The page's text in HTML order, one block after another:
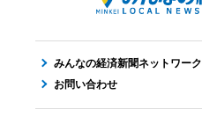
みんなの経済新聞ネットワーク
お問い合わせ